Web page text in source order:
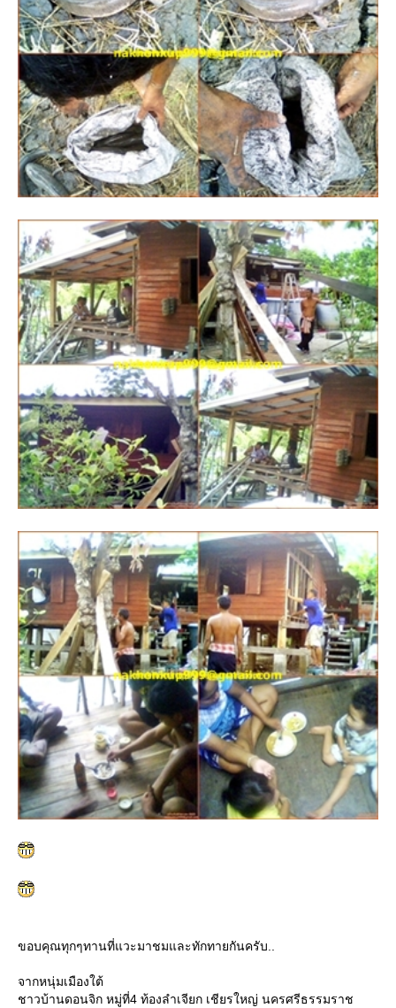
ขอบคุณทุกๆทานที่แวะมาชมและทักทายกันครับ..
จากหนุ่มเมืองใต้
ชาวบ้านดอนจิก หมู่ที่4 ท้องลำเจียก เชียรใหญ่ นครศรีธรรมราช